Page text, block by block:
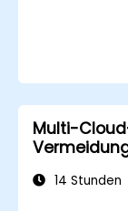
Multi-
14 Stunden